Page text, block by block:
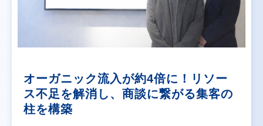
オーガニック流入が約4倍に！リソー
ス不足を解消し、商談に繋がる集客の
柱を構築